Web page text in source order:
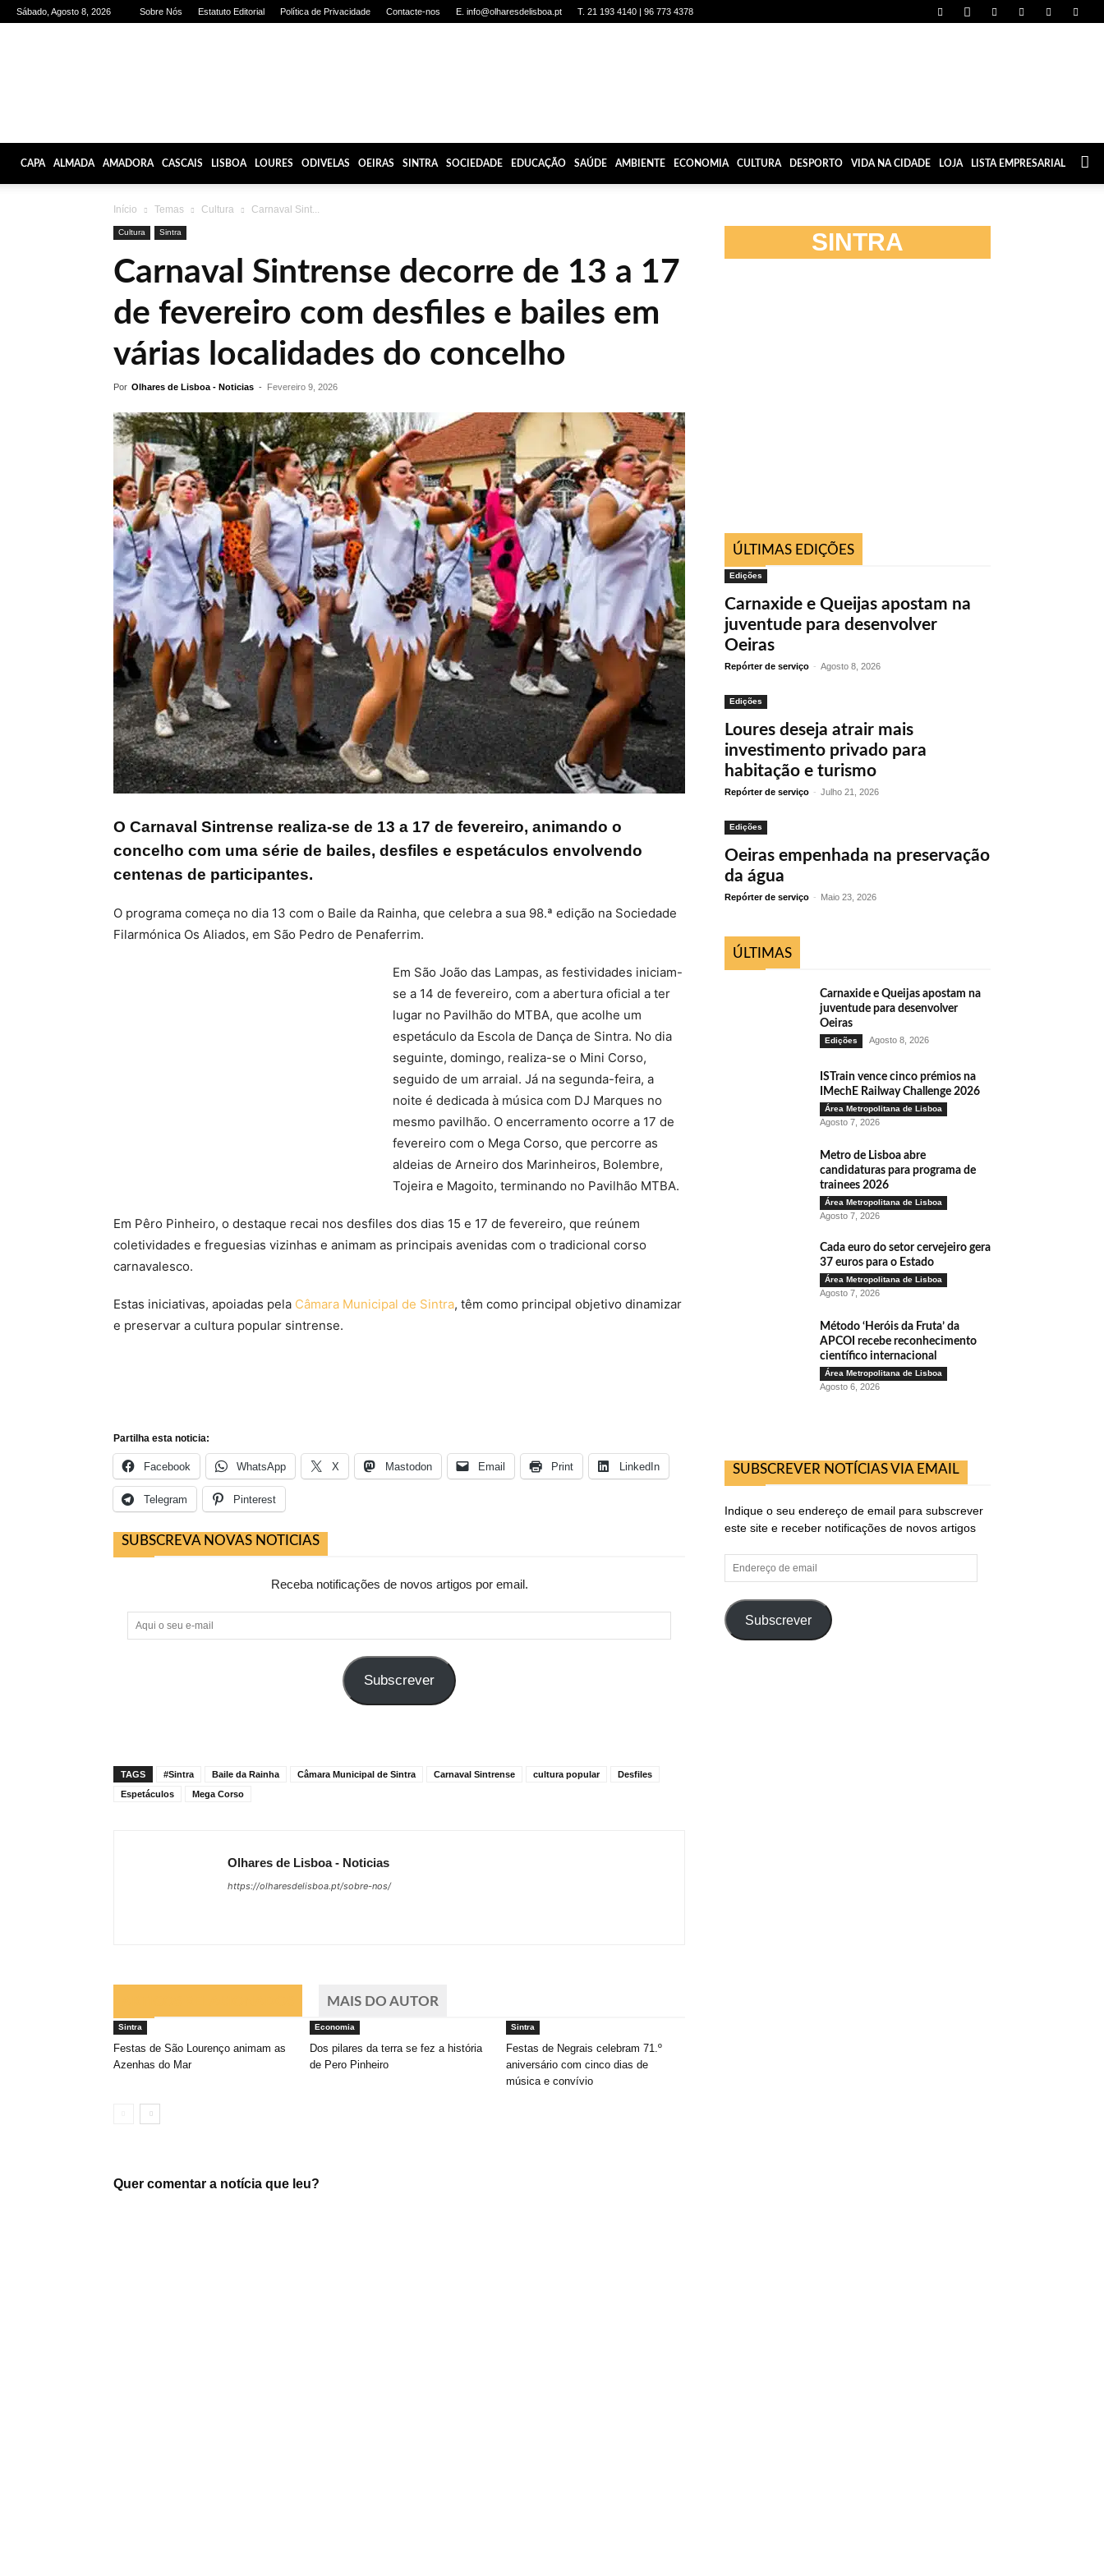
Sábado, Agosto 8, 2026 Sobre Nós Estatuto Editorial Política de Privacidade Contacte-nos E. info@olharesdelisboa.pt T. 21 193 4140 | 96 773 4378
CAPA ALMADA AMADORA CASCAIS LISBOA LOURES ODIVELAS OEIRAS SINTRA SOCIEDADE EDUCAÇÃO SAÚDE AMBIENTE ECONOMIA CULTURA DESPORTO VIDA NA CIDADE LOJA LISTA EMPRESARIAL
Início Temas Cultura Carnaval Sint...
Cultura Sintra
Carnaval Sintrense decorre de 13 a 17
de fevereiro com desfiles e bailes em
várias localidades do concelho
Por Olhares de Lisboa - Noticias - Fevereiro 9, 2026
O Carnaval Sintrense realiza-se de 13 a 17 de fevereiro, animando o
concelho com uma série de bailes, desfiles e espetáculos envolvendo
centenas de participantes.
O programa começa no dia 13 com o Baile da Rainha, que celebra a sua 98.ª edição na Sociedade
Filarmónica Os Aliados, em São Pedro de Penaferrim.
Em São João das Lampas, as festividades iniciam-
se a 14 de fevereiro, com a abertura oficial a ter
lugar no Pavilhão do MTBA, que acolhe um
espetáculo da Escola de Dança de Sintra. No dia
seguinte, domingo, realiza-se o Mini Corso,
seguido de um arraial. Já na segunda-feira, a
noite é dedicada à música com DJ Marques no
mesmo pavilhão. O encerramento ocorre a 17 de
fevereiro com o Mega Corso, que percorre as
aldeias de Arneiro dos Marinheiros, Bolembre,
Tojeira e Magoito, terminando no Pavilhão MTBA.
Em Pêro Pinheiro, o destaque recai nos desfiles dos dias 15 e 17 de fevereiro, que reúnem
coletividades e freguesias vizinhas e animam as principais avenidas com o tradicional corso
carnavalesco.
Estas iniciativas, apoiadas pela Câmara Municipal de Sintra, têm como principal objetivo dinamizar
e preservar a cultura popular sintrense.
Partilha esta noticia:
Facebook WhatsApp X Mastodon Email Print LinkedIn
Telegram Pinterest
SUBSCREVA NOVAS NOTICIAS
Receba notificações de novos artigos por email.
Aqui
o
Subscrever
TAGS #Sintra Baile da Rainha Câmara Municipal de Sintra Carnaval Sintrense cultura popular
Desfiles
Espetáculos
Mega Corso
Olhares de Lisboa - Noticias
https://olharesdelisboa.pt/sobre-nos/
MAIS DO AUTOR
Sintra
Festas de São Lourenço animam as
Azenhas do Mar
Economia
Dos pilares da terra se fez a história
de Pero Pinheiro
Sintra
Festas de Negrais celebram 71.º
aniversário com cinco dias de
música e convívio
Quer comentar a notícia que leu?
SINTRA
ÚLTIMAS EDIÇÕES
Edições
Carnaxide e Queijas apostam na
juventude para desenvolver
Oeiras
Repórter de serviço - Agosto 8, 2026
Edições
Loures deseja atrair mais
investimento privado para
habitação e turismo
Repórter de serviço - Julho 21, 2026
Edições
Oeiras empenhada na preservação
da água
Repórter de serviço - Maio 23, 2026
ÚLTIMAS
Carnaxide e Queijas apostam na
juventude para desenvolver
Oeiras
Edições Agosto 8, 2026
ISTrain vence cinco prémios na
IMechE Railway Challenge 2026
Área Metropolitana de Lisboa
Agosto 7, 2026
Metro de Lisboa abre
candidaturas para programa de
trainees 2026
Área Metropolitana de Lisboa
Agosto 7, 2026
Cada euro do setor cervejeiro gera
37 euros para o Estado
Área Metropolitana de Lisboa
Agosto 7, 2026
Método ‘Heróis da Fruta’ da
APCOI recebe reconhecimento
científico internacional
Área Metropolitana de Lisboa
Agosto 6, 2026
SUBSCREVER NOTÍCIAS VIA EMAIL
Indique o seu endereço de email para subscrever
este site e receber notificações de novos artigos
Endereço
de
Subscrever